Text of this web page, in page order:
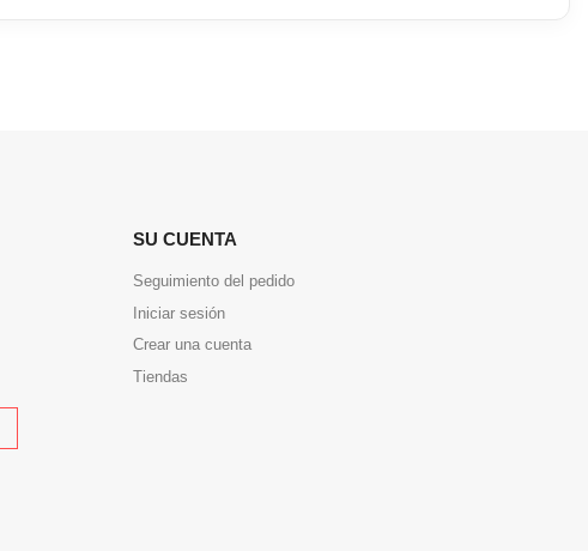
SU CUENTA
Seguimiento del pedido
Iniciar sesión
Crear una cuenta
Tiendas